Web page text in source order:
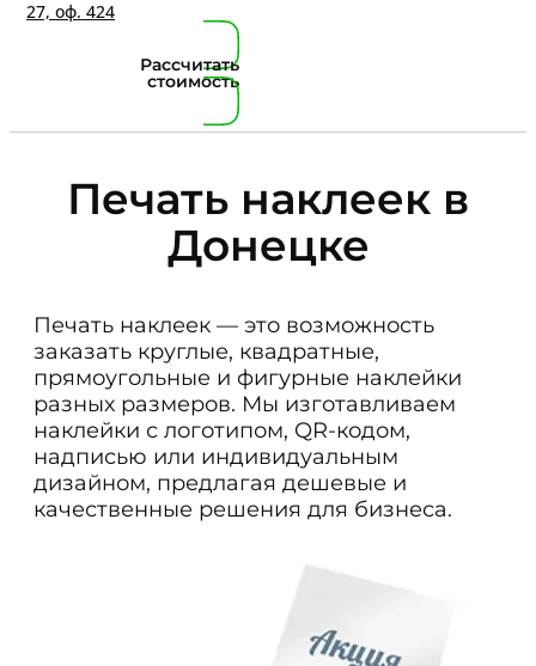
27, оф. 424
Рассчитать
стоимость
Печать наклеек в
Донецке
Печать наклеек — это возможность
заказать круглые, квадратные,
прямоугольные и фигурные наклейки
разных размеров. Мы изготавливаем
наклейки с логотипом, QR-кодом,
надписью или индивидуальным
дизайном, предлагая дешевые и
качественные решения для бизнеса.